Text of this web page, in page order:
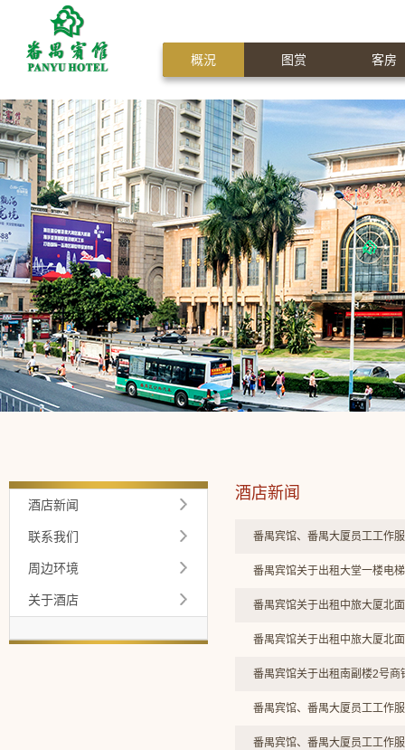
概況 图赏 客房
酒店新闻
番禺宾馆、番禺大厦员工工作
番禺宾馆关于出租大堂一楼电
番禺宾馆关于出租中旅大厦北
番禺宾馆关于出租中旅大厦北
番禺宾馆关于出租南副楼2号商
番禺宾馆、番禺大厦员工工作
番禺宾馆、番禺大厦员工工作
酒店新闻
联系我们
周边环境
关于酒店